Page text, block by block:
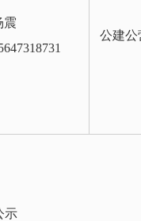
震
公建公
示